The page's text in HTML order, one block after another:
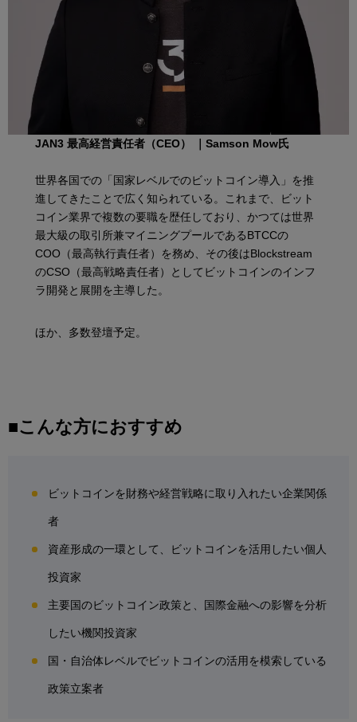
JAN3 最高経営責任者（CEO） ｜Samson Mow氏
世界各国での「国家レベルでのビットコイン導入」を推
進してきたことで広く知られている。これまで、ビット
コイン業界で複数の要職を歴任しており、かつては世界
最大級の取引所兼マイニングプールであるBTCCの
COO（最高執行責任者）を務め、その後はBlockstream
のCSO（最高戦略責任者）としてビットコインのインフ
ラ開発と展開を主導した。
ほか、多数登壇予定。
■こんな方におすすめ
ビットコインを財務や経営戦略に取り入れたい企業関係
者
資産形成の一環として、ビットコインを活用したい個人
投資家
主要国のビットコイン政策と、国際金融への影響を分析
したい機関投資家
国・自治体レベルでビットコインの活用を模索している
政策立案者